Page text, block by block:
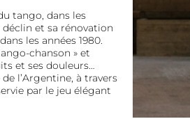
tango, dans les
déclin et sa rénovation
les années 1980.
chanson » et
et ses douleurs…
l’Argentine, à travers
par le jeu élégant